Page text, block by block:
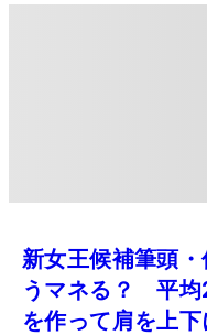
新女王候補筆頭
うマネる？ 平均
を作って肩を上